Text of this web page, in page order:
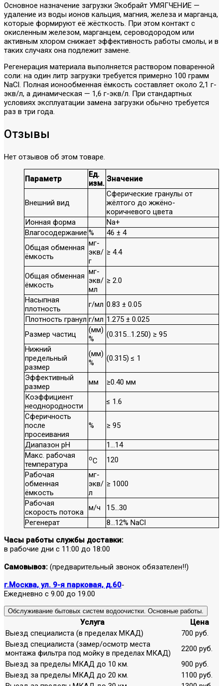
Основное назначение загрузки Экобрайт УМЯГЧЕНИЕ —
удаление из воды ионов кальция, магния, железа и марганца,
которые формируют её жёсткость. При этом контакт с
окисленным железом, марганцем, сероводородом или
активным хлором снижает эффективность работы смолы, и в
таких случаях она подлежит замене.
Регенерация материала выполняется раствором поваренной
соли: на один литр загрузки требуется примерно 100 грамм
NaCl. Полная ионообменная ёмкость составляет около 2,1 г-
экв/л, а динамическая — 1,6 г-экв/л. При стандартных
условиях эксплуатации замена загрузки обычно требуется
раз в три года.
Отзывы
Нет отзывов об этом товаре.
Параметр
Ед.
изм. Значение
Внешний вид
Сферические гранулы от
жёлтого до жжёно-
коричневого цвета
Ионная форма
Na+
Влагосодержание %
46 ± 4
Общая обменная
ёмкость
мг-
экв/
г
≥ 4.4
Общая обменная
ёмкость
мг-
экв/
мл
≥ 2.0
Насыпная
плотность
г/мл 0.83 ± 0.05
Плотность гранул г/мл 1.275 ± 0.025
Размер частиц
(мм)
%
(0.315…1.250) ≥ 95
Нижний
предельный
размер
(мм)
%
(0.315) ≤ 1
Эффективный
размер
мм
≥0.40 мм
Коэффициент
неоднородности
≤ 1.6
Сферичность
после
просеивания
% ≥ 95
Диапазон рН
1…14
Макс. рабочая
температура
oC
120
Рабочая
обменная
ёмкость
мг-
экв/
л
≥ 1000
Рабочая
скорость потока м/ч
15…30
Регенерат
8…12% NaCl
Часы работы службы доставки:
в рабочие дни с 11:00 до 18:00
Самовывоз: (предварительный звонок обязателен!!)
г.Москва, ул. 9-я парковая, д.60-
Ежедневно с 9.00 до 19.00
Обслуживание бытовых систем водоочистки. Основные работы.
Услуга
Цена
Выезд специалиста (в пределах МКАД)
700 руб.
Выезд специалиста (замер/осмотр места
монтажа фильтра под мойку в пределах МКАД)
2200 руб.
Выезд за пределы МКАД до 10 км.
900 руб.
Выезд за пределы МКАД до 20 км.
1100 руб.